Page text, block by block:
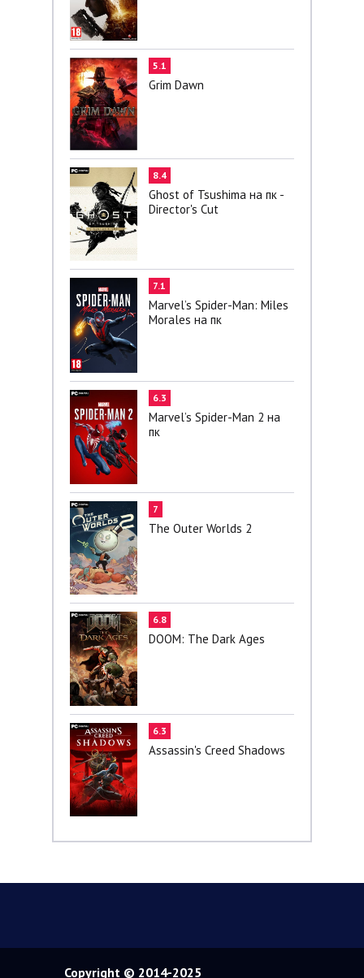
5.1
Grim Dawn
8.4
Ghost of Tsushima на пк -
Director's Cut
7.1
Marvel’s Spider-Man: Miles
Morales на пк
6.3
Marvel’s Spider-Man 2 на
пк
7
The Outer Worlds 2
6.8
DOOM: The Dark Ages
6.3
Assassin's Creed Shadows
Copyright © 2014-2025